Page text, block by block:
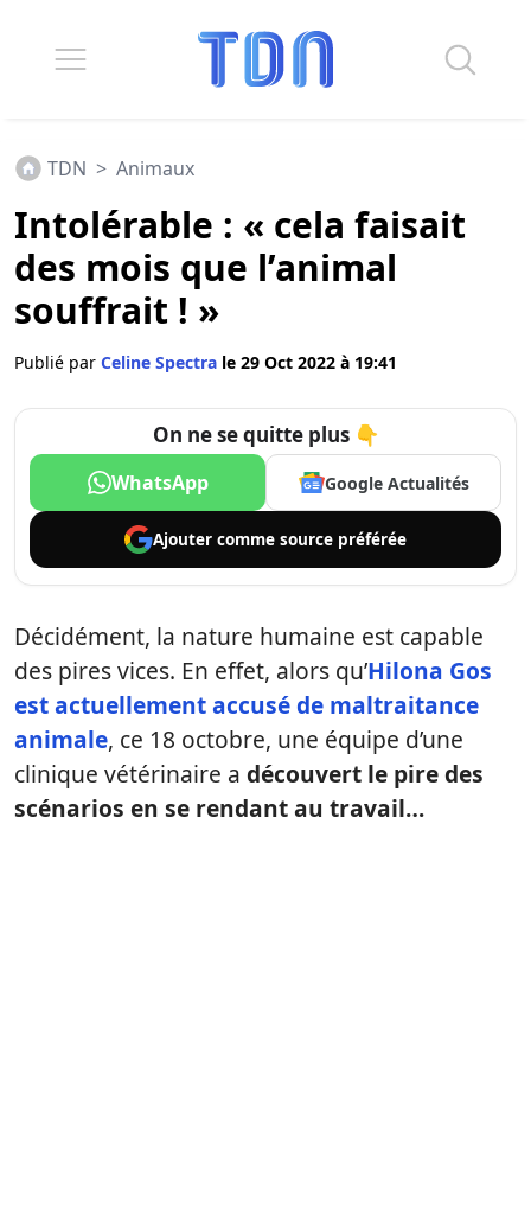
TDN > Animaux
Intolérable : « cela faisait
des mois que l’animal
souffrait ! »
Publié par Celine Spectra le 29 Oct 2022 à 19:41
On ne se quitte plus 👇
WhatsApp Google Actualités
Ajouter comme source préférée
Décidément, la nature humaine est capable
des pires vices. En effet, alors qu’Hilona Gos
est actuellement accusé de maltraitance
animale, ce 18 octobre, une équipe d’une
clinique vétérinaire a découvert le pire des
scénarios en se rendant au travail…